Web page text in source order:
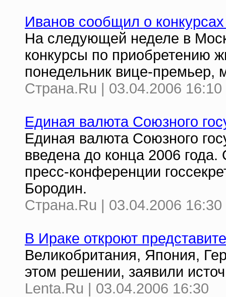
Иванов сообщил о
На следующей неделе в
конкурсы по приобретению
понедельник вице-
Страна.Ru | 03.04.2006 16:10
Единая валюта Союзного
Единая валюта Союзного
введена до конца 2006
пресс-конференции
Бородин.
Страна.Ru | 03.04.2006 16:30
В Ираке откроют
Великобритания, Япония,
этом решении, заявили
Lenta.Ru | 03.04.2006 16:30